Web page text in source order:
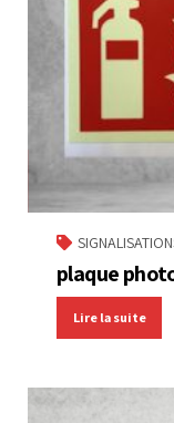
plaque
Lire la suite